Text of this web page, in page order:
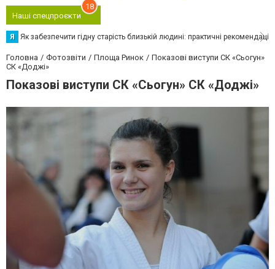
Наші спецпроєкти
18
Я Як забезпечити гідну старість близькій людині: практичні рекомендації
Головна Фотозвіти Площа Ринок
Показові виступи СК «Сьогун»
СК «Доджі»
Показові виступи СК «Сьогун» СК «Доджі»